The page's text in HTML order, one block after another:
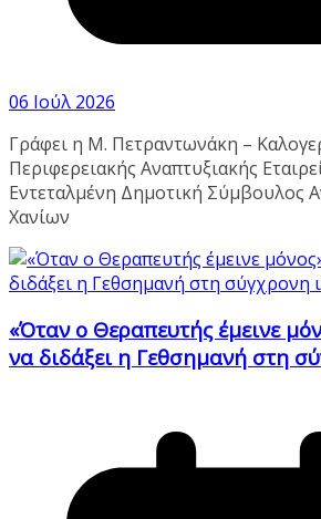
06 Ιούλ 2026
Γράφει η Μ. Πετραντωνάκη –
Περιφερειακής Αναπτυξιακής
Εντεταλμένη Δημοτική Σύμβουλος
Χανίων
«Όταν ο Θεραπευτής έμεινε
να διδάξει η Γεθσημανή στη